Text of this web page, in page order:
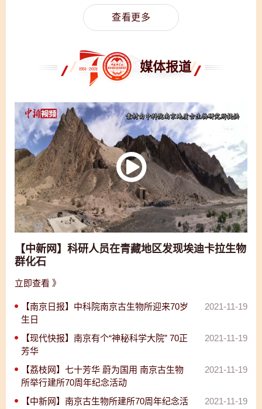
查看更多
媒体报道
【中新网】科研人员在青藏地区发现埃迪卡拉生物
群化石
立即查看 》
【南京日报】中科院南京古生物所迎来70岁
生日
2021-11-19
【现代快报】南京有个“神秘科学大院” 70正
芳华
2021-11-19
【荔枝网】七十芳华 蔚为国用 南京古生物
所举行建所70周年纪念活动
2021-11-19
【中新网】南京古生物所建所70周年纪念活
2021-11-19